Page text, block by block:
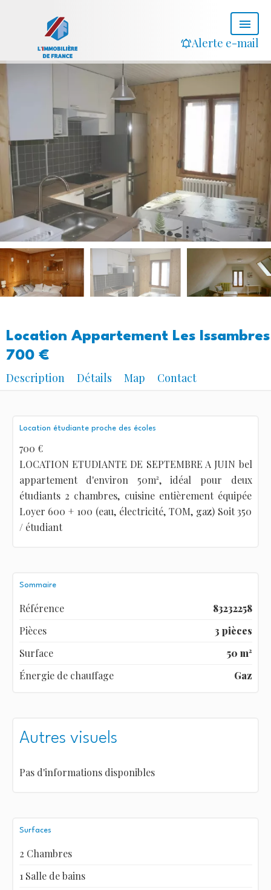
Alerte e-mail
Location Appartement Les Issambres
700 €
Description
Détails Map Contact
Location étudiante proche des écoles
700 €
LOCATION ETUDIANTE DE SEPTEMBRE A JUIN bel
appartement d'environ 50m², idéal pour deux
étudiants 2 chambres, cuisine entièrement équipée
Loyer 600 + 100 (eau, électricité, TOM, gaz) Soit 350
/ étudiant
Sommaire
Référence
83232258
Pièces
3 pièces
Surface
50 m²
Énergie de chauffage
Gaz
Autres visuels
Pas d'informations disponibles
Surfaces
2 Chambres
1 Salle de bains